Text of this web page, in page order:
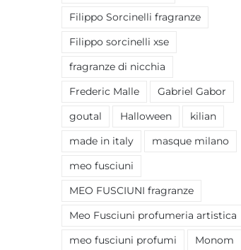
Filippo Sorcinelli fragranze
Filippo sorcinelli xse
fragranze di nicchia
Frederic Malle Gabriel Gabor
goutal Halloween kilian
made in italy masque milano
meo fusciuni
MEO FUSCIUNI fragranze
Meo Fusciuni profumeria artistica
meo fusciuni profumi Monom